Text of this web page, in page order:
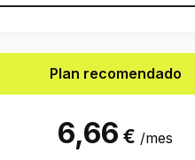
Plan recomendado
6,66 € /mes